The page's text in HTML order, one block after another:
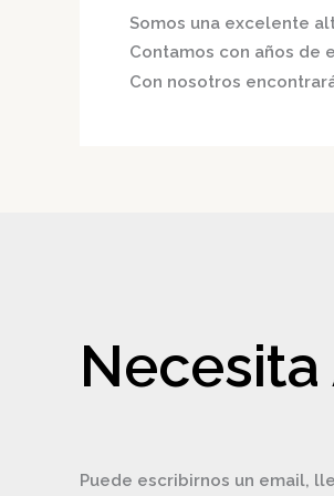
Somos una excelente
Contamos con años de
Con nosotros
Necesita
Puede escribirnos un email,